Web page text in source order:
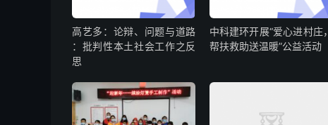
高艺多：论辩、问题与道路
：批判性本土社会工作之反
思
中科建环开展“爱心进村庄，
帮扶救助送温暖”公益活动